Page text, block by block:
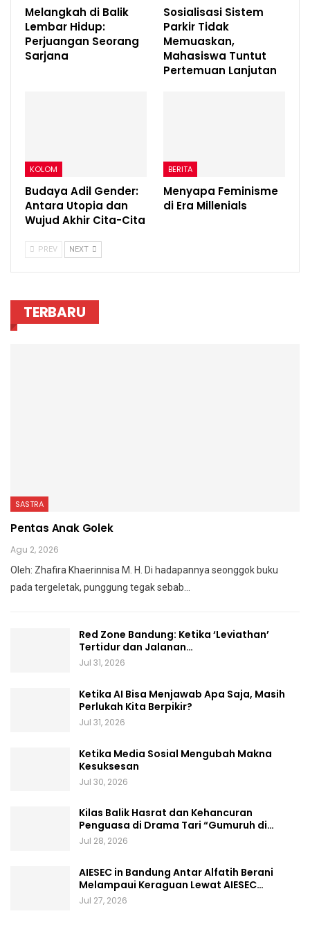
Melangkah di Balik
Lembar Hidup:
Perjuangan Seorang
Sarjana
Sosialisasi Sistem
Parkir Tidak
Memuaskan,
Mahasiswa Tuntut
Pertemuan Lanjutan
KOLOM
Budaya Adil Gender:
Antara Utopia dan
Wujud Akhir Cita-Cita
BERITA
Menyapa Feminisme
di Era Millenials
PREV NEXT
TERBARU
SASTRA
Pentas Anak Golek
Agu 2, 2026
Oleh: Zhafira Khaerinnisa M. H. Di hadapannya seonggok buku
pada tergeletak, punggung tegaksebab…
Red Zone Bandung: Ketika ‘Leviathan’
Tertidur dan Jalanan…
Jul 31, 2026
Ketika AI Bisa Menjawab Apa Saja, Masih
Perlukah Kita Berpikir?
Jul 31, 2026
Ketika Media Sosial Mengubah Makna
Kesuksesan
Jul 30, 2026
Kilas Balik Hasrat dan Kehancuran
Penguasa di Drama Tari “Gumuruh di…
Jul 28, 2026
AIESEC in Bandung Antar Alfatih Berani
Melampaui Keraguan Lewat AIESEC…
Jul 27, 2026